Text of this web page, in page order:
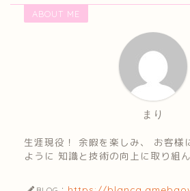
ABOUT ME
まり
生涯現役！ 余暇を楽しみ、 お客様
ように 知識と技術の向上に取り組